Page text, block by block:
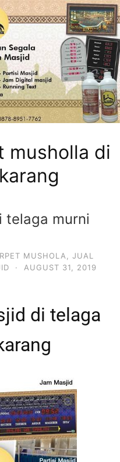
musholla di
telaga murni
MUSHOLA
JUAL
· AUGUST 31, 2019
di telaga